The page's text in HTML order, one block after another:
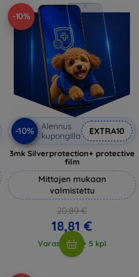
-10%
-10%
Alennus
kupongilla
EXTRA10
3mk Silverprotection+ protective
film
Mittojen mukaan
valmistettu
20,89 €
18,81 €
Varastossa > 5 kpl